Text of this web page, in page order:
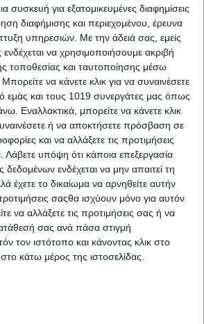
συσκευή για εξατομικευμένες διαφημίσεις
διαφήμισης και περιεχομένου, έρευνα
υπηρεσιών. Με την άδειά σας, εμείς
ενδέχεται να χρησιμοποιήσουμε ακριβή
τοποθεσίας και ταυτοποίησης μέσω
να κάνετε κλικ για να συναινέσετε
εμάς και τους 1019 συνεργάτες μας όπως
Εναλλακτικά, μπορείτε να κάνετε κλικ
ή να αποκτήσετε πρόσβαση σε
και να αλλάξετε τις προτιμήσεις
Λάβετε υπόψη ότι κάποια επεξεργασία
ενδέχεται να μην απαιτεί τη
έχετε το δικαίωμα να αρνηθείτε αυτήν
σαςθα ισχύουν μόνο για αυτόν
να αλλάξετε τις προτιμήσεις σας ή να
σας ανά πάσα στιγμή
τον ιστότοπο και κάνοντας κλικ στο
κάτω μέρος της ιστοσελίδας.
Πρύτανης στην ιστορία των 700 χρόνων
Σορβόννης αλλά και η πρώτη γυναίκα
θέση σε διεθνώς αναγνωρισμένο
τον σύζυγό της, τον Ζακ Αρβελέρ
αξιωματικός του Πολεμικού Ναυτικού
καταγόταν από μεγαλοαστική
Με τον Ζακ Αρβελέρ απέκτησε μία
Ηθικής του Εθνικού Κέντρου για
(Γαλλία), του Ευρωπαϊκού
των Δελφών (Ελλάδα) και Επίτιμη
Επιτροπής Βυζαντινών Σπουδών.